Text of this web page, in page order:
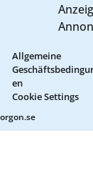
Allgemeine
en
Cookie Settings